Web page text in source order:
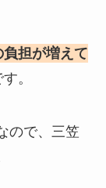
担が増えて
。
ので、三笠